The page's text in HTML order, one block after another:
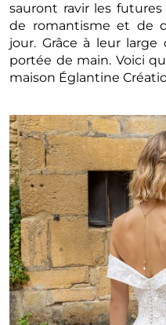
sauront ravir les
de romantisme et de
jour. Grâce à leur
portée de main. Voici
maison Églantine